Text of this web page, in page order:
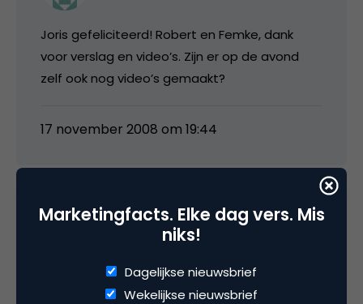
Joris gefeliciteerd! Robert en Femke, dank
voor verslag en video’s. Zijn er op de avond
zelf ook nog video’s gemaakt?
17 november 2008 om 19:44
chi666
Hee, oud klasgenootje Joris wint 🙂
Marketingfacts. Elke dag vers. Mis
niks!
Dagelijkse nieuwsbrief
Wekelijkse nieuwsbrief